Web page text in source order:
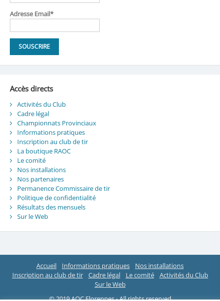
Adresse Email*
Accès directs
Activités du Club
Cadre légal
Championnats Provinciaux
Informations pratiques
Inscription au club de tir
La boutique RAOC
Le comité
Nos installations
Nos partenaires
Permanence Commissaire de tir
Politique de confidentialité
Résultats des mensuels
Sur le Web
Accueil Informations pratiques
Nos installations
Inscription au club de tir
Cadre légal Le comité
Activités du Club
Sur le Web
© 2019 AOC Florennes - All rights reserved